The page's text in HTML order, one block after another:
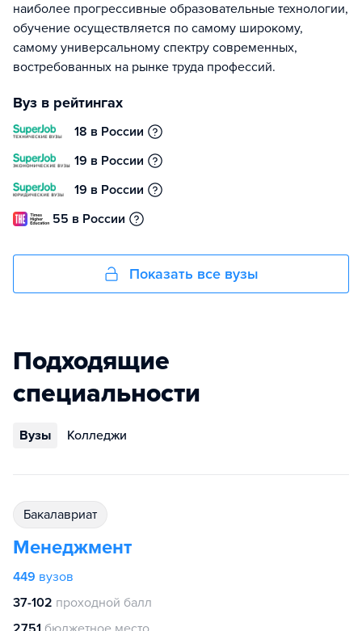
наиболее прогрессивные образовательные технологии,
обучение осуществляется по самому широкому,
самому универсальному спектру современных,
востребованных на рынке труда профессий.
Вуз в рейтингах
18 в России
19 в России
19 в России
55 в России
Показать все вузы
Подходящие
специальности
Вузы Колледжи
бакалавриат
Менеджмент
449 вузов
37-102 проходной балл